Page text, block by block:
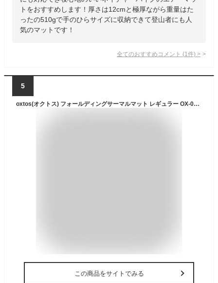
トをおすすめします！厚さは12cmと極厚ながら重量はた
ったの510gで手のひらサイズに収納できて登山者にも人
気のマットです！
全てのおすすめコメント (1 件) >
5
oxtos(オクトス) フォールディングサーマルマット レギュラー OX-081【収納袋付】【登山 トレッキング キャンプ アウトドア テント泊 軽量 山岳 ツーリング サイクリング スポーツ ストレッチ 災害 防災 快適 折りたたみ 銀マット】
この商品をサイトでみる